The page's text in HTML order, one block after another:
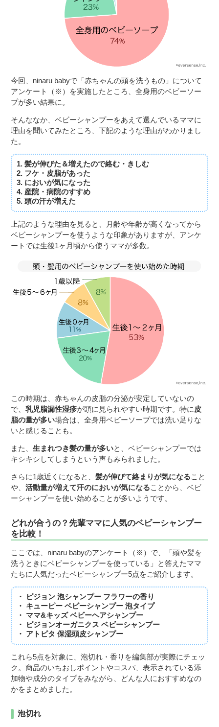
今回、ninaru babyで「赤ちゃんの頭を洗うもの」について
アンケート（※）を実施したところ、全身用のベビーソー
プが多い結果に。
そんななか、ベビーシャンプーをあえて選んでいるママに
理由を聞いてみたところ、下記のような理由がわかりまし
た。
1. 髪が伸びた＆増えたので絡む・きしむ
2. フケ・皮脂があった
3. においが気になった
4. 産院・病院のすすめ
5. 頭の汗が増えた
上記のような理由を見ると、月齢や年齢が高くなってから
ベビーシャンプーを使うような印象がありますが、アンケ
ートでは生後1ヶ月頃から使うママが多数。
この時期は、赤ちゃんの皮脂の分泌が安定していないの
で、乳児脂漏性湿疹が頭に見られやすい時期です。特に 皮
脂の量が多い場合は、全身用ベビーソープでは洗い足りな
いと感じることも。
また、生まれつき髪の量が多いと、ベビーシャンプーでは
キシキシしてしまうという声もみられました。
さらに1歳近くになると、髪が伸びて絡まりが気になること
や、活動量が増えて汗のにおいが気になることから、ベビ
ーシャンプーを使い始めることが多いようです。
どれが合うの？先輩ママに人気のベビーシャンプー
を比較！
ここでは、ninaru babyのアンケート（※）で、「頭や髪を
洗うときにベビーシャンプーを使っている」と答えたママ
たちに人気だったベビーシャンプー5点をご紹介します。
・ ピジョン 泡シャンプー フラワーの香り
・ キューピー ベビーシャンプー 泡タイプ
・ ママ&キッズ ベビーヘアシャンプー
・ ピジョンオーガニクス ベビーシャンプー
・ アトピタ 保湿頭皮シャンプー
これら5点を対象に、泡切れ・香りを編集部が実際にチェッ
ク。商品のいちおしポイントやコスパ、表示されている添
加物や成分のタイプをみながら、どんな人におすすめなの
かをまとめました。
泡切れ